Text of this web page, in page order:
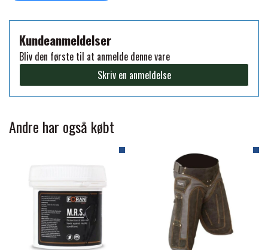
PREMIER EQUINE SADLER
PREMIER EQUINE SADEL TILBEHØR
PREMIER EQUINE PADS
PREMIER EQUINE BENBESKYTTELSE
PREMIER EQUINE TRANSPORT
FORAN EQUINE
GP TACK
HAPPY MOUTH
HEVARI
KÄLLQUIST EQUESTIAN
Kundeanmeldelser
Bliv den første til at anmelde denne vare
Skriv en anmeldelse
Andre har også købt